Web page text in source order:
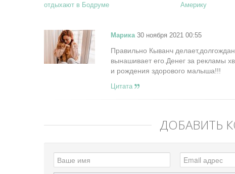
отдыхают в Бодруме
Америку
Марика30 ноября 2021 00:55
Правильно Кыванч
вынашивает его.Денег за рекламы
и рождения здорового малыша!!!
Цитата
ДОБАВИТЬ